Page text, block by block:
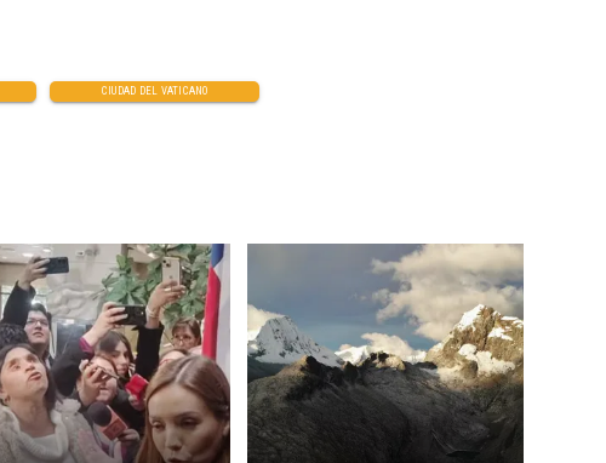
CIUDAD DEL VATICANO